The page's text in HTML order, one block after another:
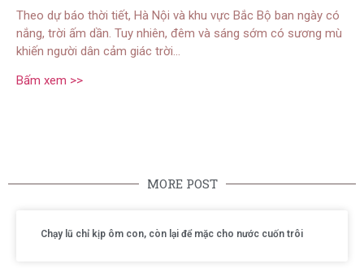
Theo dự báo thời tiết, Hà Nội và khu vực Bắc Bộ ban ngày có
nắng, trời ấm dần. Tuy nhiên, đêm và sáng sớm có sương mù
khiến người dân cảm giác trời…
Bấm xem >>
MORE POST
Chạy lũ chỉ kịp ôm con, còn lại để mặc cho nước cuốn trôi